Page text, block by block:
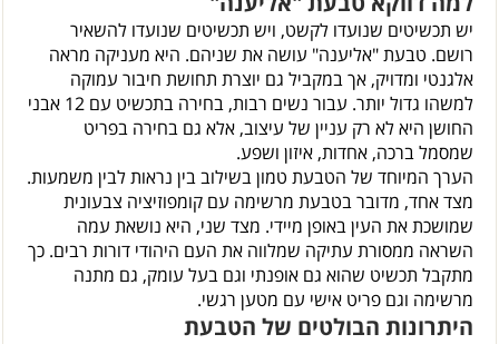
יש תכשיטים שנועדו לקשט, ויש תכשיטים שנועדו להשאיר
רושם. טבעת "אליענה" עושה את שניהם. היא מעניקה מראה
אלגנטי ומדויק, אך במקביל גם יוצרת תחושת חיבור עמוקה
למשהו גדול יותר. עבור נשים רבות, בחירה בתכשיט עם 12 אבני
החושן היא לא רק עניין של עיצוב, אלא גם בחירה בפריט
שמסמל ברכה, אחדות, איזון ושפע.
הערך המיוחד של הטבעת טמון בשילוב בין נראות לבין משמעות.
מצד אחד, מדובר בטבעת מרשימה עם קומפוזיציה צבעונית
שמושכת את העין באופן מיידי. מצד שני, היא נושאת עמה
השראה ממסורת עתיקה שמלווה את העם היהודי דורות רבים. כך
מתקבל תכשיט שהוא גם אופנתי וגם בעל עומק, גם מתנה
מרשימה וגם פריט אישי עם מטען רגשי.
היתרונות הבולטים של הטבעת